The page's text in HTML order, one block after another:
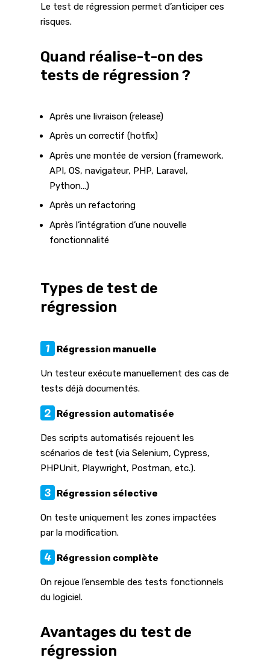
Le test de régression permet d’anticiper ces
risques.
Quand réalise-t-on des
tests de régression ?
Après une livraison (release)
Après un correctif (hotfix)
Après une montée de version (framework,
API, OS, navigateur, PHP, Laravel,
Python…)
Après un refactoring
Après l’intégration d’une nouvelle
fonctionnalité
Types de test de
régression
1 Régression manuelle
Un testeur exécute manuellement des cas de
tests déjà documentés.
2 Régression automatisée
Des scripts automatisés rejouent les
scénarios de test (via Selenium, Cypress,
PHPUnit, Playwright, Postman, etc.).
3 Régression sélective
On teste uniquement les zones impactées
par la modification.
4 Régression complète
On rejoue l’ensemble des tests fonctionnels
du logiciel.
Avantages du test de
régression